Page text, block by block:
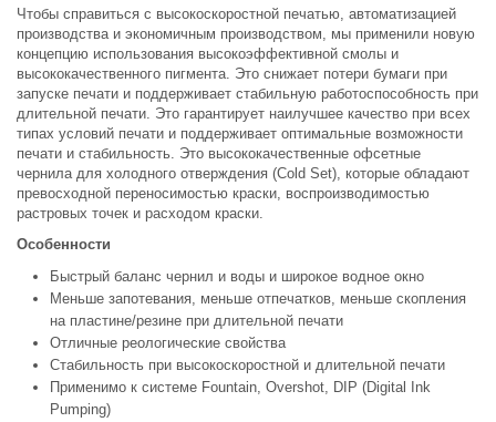
Чтобы справиться с высокоскоростной печатью, автоматизацией
производства и экономичным производством, мы применили новую
концепцию использования высокоэффективной смолы и
высококачественного пигмента. Это снижает потери бумаги при
запуске печати и поддерживает стабильную работоспособность при
длительной печати. Это гарантирует наилучшее качество при всех
типах условий печати и поддерживает оптимальные возможности
печати и стабильность. Это высококачественные офсетные
чернила для холодного отверждения (Cold Set), которые обладают
превосходной переносимостью краски, воспроизводимостью
растровых точек и расходом краски.
Особенности
Быстрый баланс чернил и воды и широкое водное окно
Меньше запотевания, меньше отпечатков, меньше скопления
на пластине/резине при длительной печати
Отличные реологические свойства
Стабильность при высокоскоростной и длительной печати
Применимо к системе Fountain, Overshot, DIP (Digital Ink
Pumping)